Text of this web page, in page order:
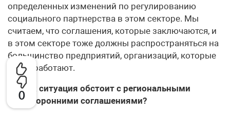
0
определенных изменений по регулированию
социального парт­нер­ства в этом секторе. Мы
считаем, что соглашения, которые заключаются, и
в этом секторе тоже должны распространяться на
большинство предприятий, организаций, которые
в нем работают.
– А как ситуация обстоит с региональными
трехсторонними соглашениями?